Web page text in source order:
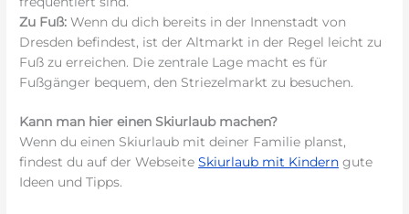
Zu Fuß:Wenn du dich bereits in der Innenstadt von
Dresden befindest, ist der Altmarkt in der Regel leicht zu
Fuß zu erreichen. Die zentrale Lage macht es für
Fußgänger bequem, den Striezelmarkt zu besuchen.
Kann man hier einen Skiurlaub machen?
Wenn du einen Skiurlaub mit deiner Familie planst,
findest du auf der WebseiteSkiurlaub mit Kindern gute
Ideen und Tipps.